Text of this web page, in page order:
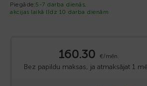
Piegāde:5-7 darba dienās,
akcijas laikā līdz 10 darba dienām